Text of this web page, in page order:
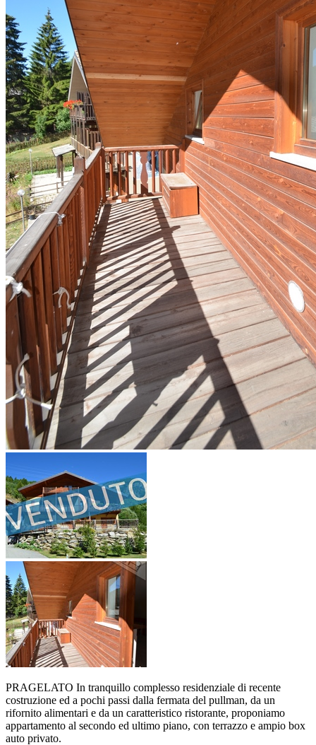
PRAGELATO In tranquillo complesso residenziale di recente
costruzione ed a pochi passi dalla fermata del pullman, da un
rifornito alimentari e da un caratteristico ristorante, proponiamo
appartamento al secondo ed ultimo piano, con terrazzo e ampio box
auto privato.